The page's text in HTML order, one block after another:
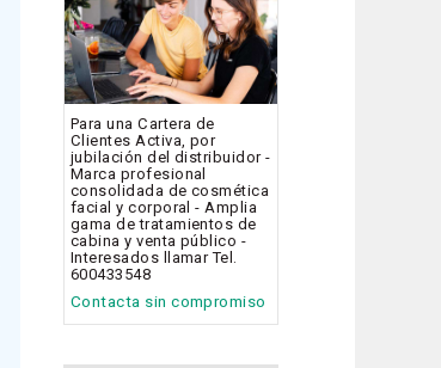
Para una Cartera de
Clientes Activa, por
jubilación del distribuidor -
Marca profesional
consolidada de cosmética
facial y corporal - Amplia
gama de tratamientos de
cabina y venta público -
Interesados llamar Tel.
600433548
Contacta sin compromiso